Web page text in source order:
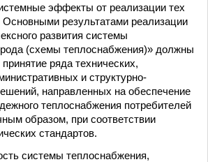
эффекты от реализации тех
результатами реализации
развития системы
(схемы теплоснабжения)» должны
ряда технических,
и структурно-
направленных на обеспечение
теплоснабжения потребителей
образом, при соответствии
стандартов.
системы теплоснабжения,